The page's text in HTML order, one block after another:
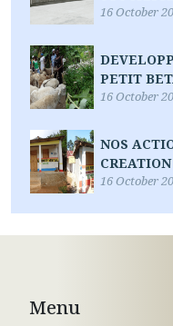
16 October
PETIT
16 October
NOS
16 October
Menu